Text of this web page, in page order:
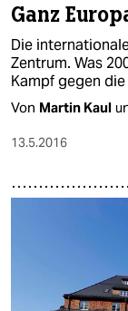
Ganz
Die
Zentrum. Was
Kampf gegen die
Von Martin Kaul
13.5.2016